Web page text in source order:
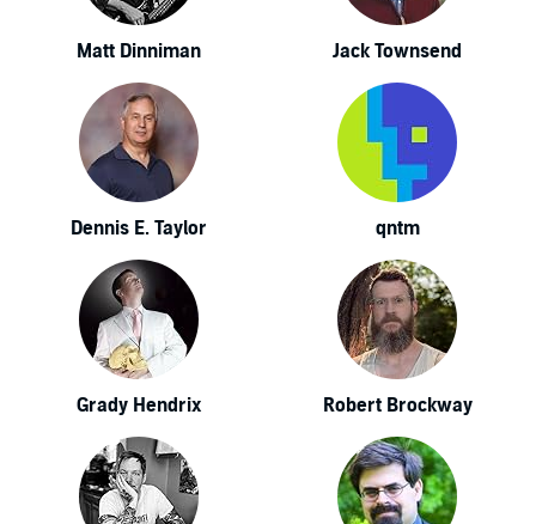
Matt Dinniman Jack Townsend
Dennis E. Taylor qntm
Grady Hendrix Robert Brockway